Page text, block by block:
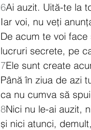
6Ai auzit. Uită-te la
Iar voi, nu veți
De acum te voi face
lucruri secrete, pe
7Ele sunt create
Până în ziua de azi
ca nu cumva să
8Nici nu le-ai auzit,
și nici atunci,